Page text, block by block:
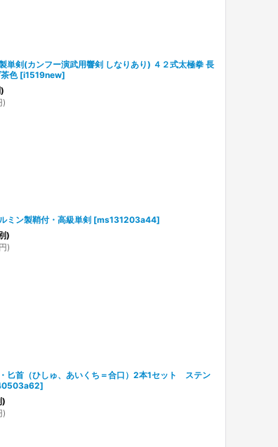
単剣(カンフー演武用響剣 しなりあり) ４２式太極拳 長
色 [i1519new]
)
ミン製鞘付・高級単剣 [ms131203a44]
)
)
匕首（ひしゅ、あいくち＝合口）2本1セット ステン
]
)
)